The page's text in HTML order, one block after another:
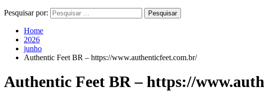
Pesquisar por:
Home
2026
junho
Authentic Feet BR – https://www.authenticfeet.com.br/
Authentic Feet BR – https://